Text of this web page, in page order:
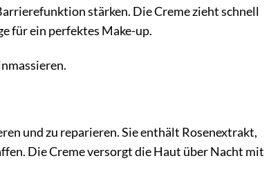
stärken. Die Creme zieht schnell
für ein perfektes Make-up.
und zu reparieren. Sie enthält Rosenextrakt,
Die Creme versorgt die Haut über Nacht mit